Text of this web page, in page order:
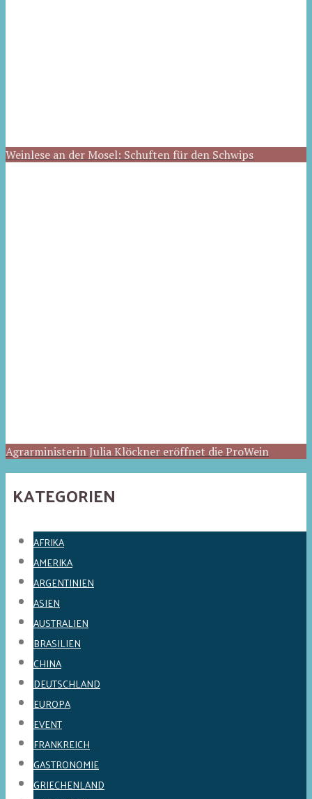
Weinlese an der Mosel: Schuften für den Schwips
Agrarministerin Julia Klöckner eröffnet die ProWein
KATEGORIEN
AFRIKA
AMERIKA
ARGENTINIEN
ASIEN
AUSTRALIEN
BRASILIEN
CHINA
DEUTSCHLAND
EUROPA
EVENT
FRANKREICH
GASTRONOMIE
GRIECHENLAND